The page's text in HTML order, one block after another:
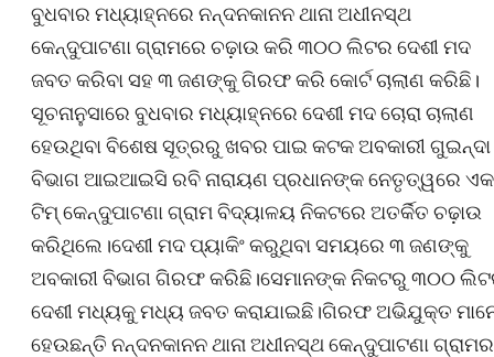
ବୁଧବାର ମଧ୍ୟାହ୍ନରେ ନନ୍ଦନକାନନ ଥାନା ଅଧୀନସ୍ଥ
କେନ୍ଦୁପାଟଣା ଗ୍ରାମରେ ଚଢ଼ାଉ କରି ୩୦୦ ଲିଟର ଦେଶୀ ମଦ
ଜବତ କରିବା ସହ ୩ ଜଣଙ୍କୁ ଗିରଫ କରି କୋର୍ଟ ଚାଲାଣ କରିଛି।
ସୂଚନାନୁସାରେ ବୁଧବାର ମଧ୍ୟାହ୍ନରେ ଦେଶୀ ମଦ ଚୋରା ଚାଲାଣ
ହେଉଥିବା ବିଶେଷ ସୂତ୍ରରୁ ଖବର ପାଇ କଟକ ଅବକାରୀ ଗୁଇନ୍ଦା
ବିଭାଗ ଆଇଆଇସି ରବି ନାରାୟଣ ପ୍ରଧାନଙ୍କ ନେତୃତ୍ୱରେ ଏକ
ଟିମ୍ କେନ୍ଦୁପାଟଣା ଗ୍ରାମ ବିଦ୍ୟାଳୟ ନିକଟରେ ଅତର୍କିତ ଚଢ଼ାଉ
କରିଥିଲେ।ଦେଶୀ ମଦ ପ୍ୟାକିଂ କରୁଥିବା ସମୟରେ ୩ ଜଣଙ୍କୁ
ଅବକାରୀ ବିଭାଗ ଗିରଫ କରିଛି।ସେମାନଙ୍କ ନିକଟରୁ ୩୦୦
ଦେଶୀ ମଧ୍ୟକୁ ମଧ୍ୟ ଜବତ କରାଯାଇଛି।ଗିରଫ ଅଭିଯୁକ୍ତ
ହେଉଛନ୍ତି ନନ୍ଦନକାନନ ଥାନା ଅଧୀନସ୍ଥ କେନ୍ଦୁପାଟଣା ଗ୍ରାମର